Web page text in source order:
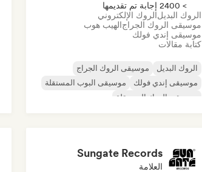
> 2400 إجابة تم تقديمها
الروك البديلالروك الإلكتروني
موسيقى الروك الجراجالهيب هوب
موسيقى إندي فولك
كتابة مقالات
الروك البديل
موسيقى الروك الجراج
موسيقى إندي فولك
موسيقى البوب المستقلة
موسيقى الروك المستقلة
Sungate Records
العلامة